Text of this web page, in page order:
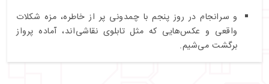
و سرانجام در روز پنجم با چمدونی پر از خاطره، مزه‌ شکلات
واقعی و عکس‌هایی که مثل تابلوی نقاشی‌اند، آماده پرواز
برگشت می‌شیم.